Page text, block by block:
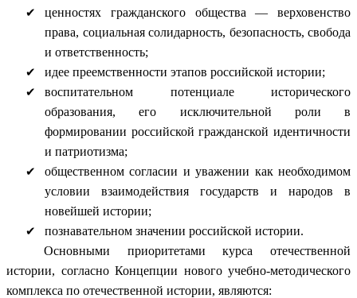
ценностях гражданского общества — верховенство
права, социальная солидарность, безопасность, свобода
и ответственность;
идее преемственности этапов российской истории;
воспитательном потенциале исторического
образования, его исключительной роли в
формировании российской гражданской идентичности
и патриотизма;
общественном согласии и уважении как необходимом
условии взаимодействия государств и народов в
новейшей истории;
познавательном значении российской истории.
Основными приоритетами курса отечественной
истории, согласно Концепции нового учебно-методического
комплекса по отечественной истории, являются: